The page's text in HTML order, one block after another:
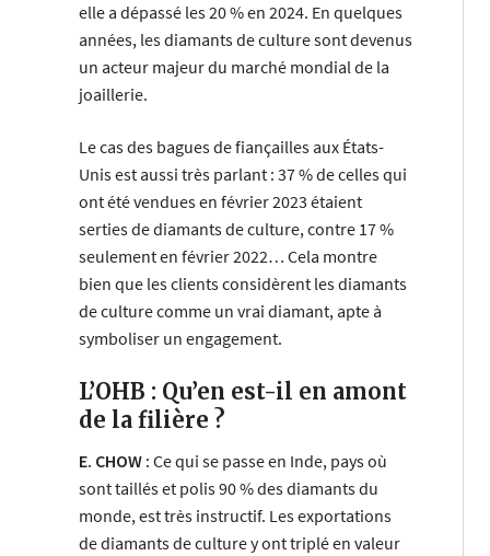
elle a dépassé les 20 % en 2024. En quelques
années, les diamants de culture sont devenus
un acteur majeur du marché mondial de la
joaillerie.
Le cas des bagues de fiançailles aux États-
Unis est aussi très parlant : 37 % de celles qui
ont été vendues en février 2023 étaient
serties de diamants de culture, contre 17 %
seulement en février 2022… Cela montre
bien que les clients considèrent les diamants
de culture comme un vrai diamant, apte à
symboliser un engagement.
L’OHB : Qu’en est-il en amont
de la filière ?
E. CHOW : Ce qui se passe en Inde, pays où
sont taillés et polis 90 % des diamants du
monde, est très instructif. Les exportations
de diamants de culture y ont triplé en valeur